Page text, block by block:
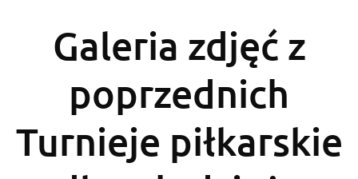
Galeria zdjęć z
poprzednich
Turnieje piłkarskie